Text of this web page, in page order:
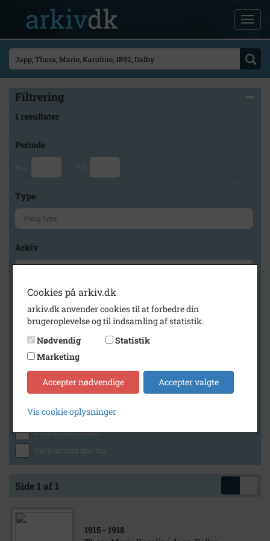
Filtrering
1 resultater
Periode
Fra Til
Type
Arkiv
Geografi
Generelt
Vis kun med billeder
Vis kun med lydklip
Vis kun med kilder
Vis kun med geo-tag
Side 1 af 1
1915 - 1918
Cookies på arkiv.dk
arkiv.dk anvender cookies til at forbedre din
brugeroplevelse og til indsamling af statistik.
Nødvendig
Statistik
Marketing
Accepter nødvendige Accepter valgte
Vis cookie oplysninger